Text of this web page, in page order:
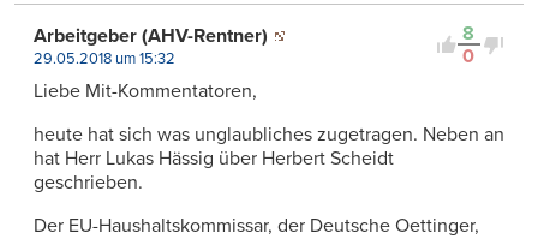
8
0
Arbeitgeber (AHV-Rentner)
29.05.2018 um 15:32
Liebe Mit-Kommentatoren,
heute hat sich was unglaubliches zugetragen. Neben an
hat Herr Lukas Hässig über Herbert Scheidt
geschrieben.
Der EU-Haushaltskommissar, der Deutsche Oettinger,